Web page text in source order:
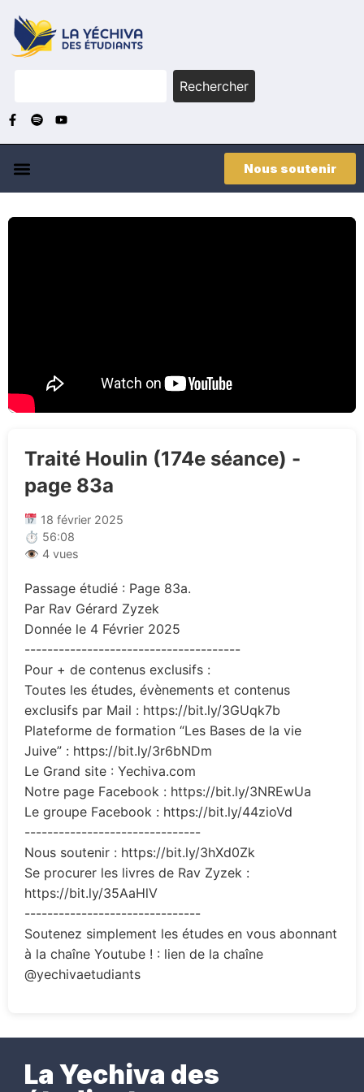
Rechercher
Nous soutenir
Traité Houlin (174e séance) -
page 83a
18 février 2025
⏱ 56:08
👁 4 vues
Passage étudié : Page 83a.
Par Rav Gérard Zyzek
Donnée le 4 Février 2025
--------------------------------------
Pour + de contenus exclusifs :
Toutes les études, évènements et contenus
exclusifs par Mail : https://bit.ly/3GUqk7b
Plateforme de formation “Les Bases de la vie
Juive” : https://bit.ly/3r6bNDm
Le Grand site : Yechiva.com
Notre page Facebook : https://bit.ly/3NREwUa
Le groupe Facebook : https://bit.ly/44zioVd
-------------------------------
Nous soutenir : https://bit.ly/3hXd0Zk
Se procurer les livres de Rav Zyzek :
https://bit.ly/35AaHlV
-------------------------------
Soutenez simplement les études en vous abonnant
à la chaîne Youtube ! : lien de la chaîne
@yechivaetudiants
La Yechiva des